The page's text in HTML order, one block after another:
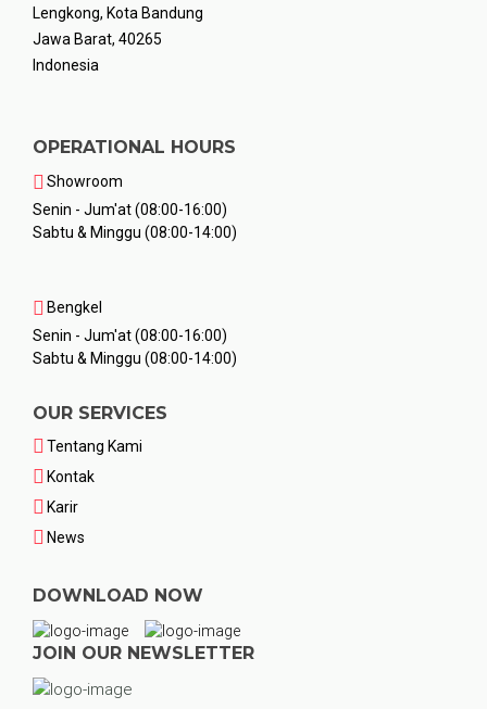
Lengkong, Kota Bandung
Jawa Barat, 40265
Indonesia
OPERATIONAL HOURS
Showroom
Senin - Jum'at (08:00-16:00)
Sabtu & Minggu (08:00-14:00)
Bengkel
Senin - Jum'at (08:00-16:00)
Sabtu & Minggu (08:00-14:00)
OUR SERVICES
Tentang Kami
Kontak
Karir
News
DOWNLOAD NOW
JOIN OUR NEWSLETTER